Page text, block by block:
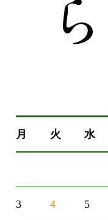
月 火 水
3 4 5